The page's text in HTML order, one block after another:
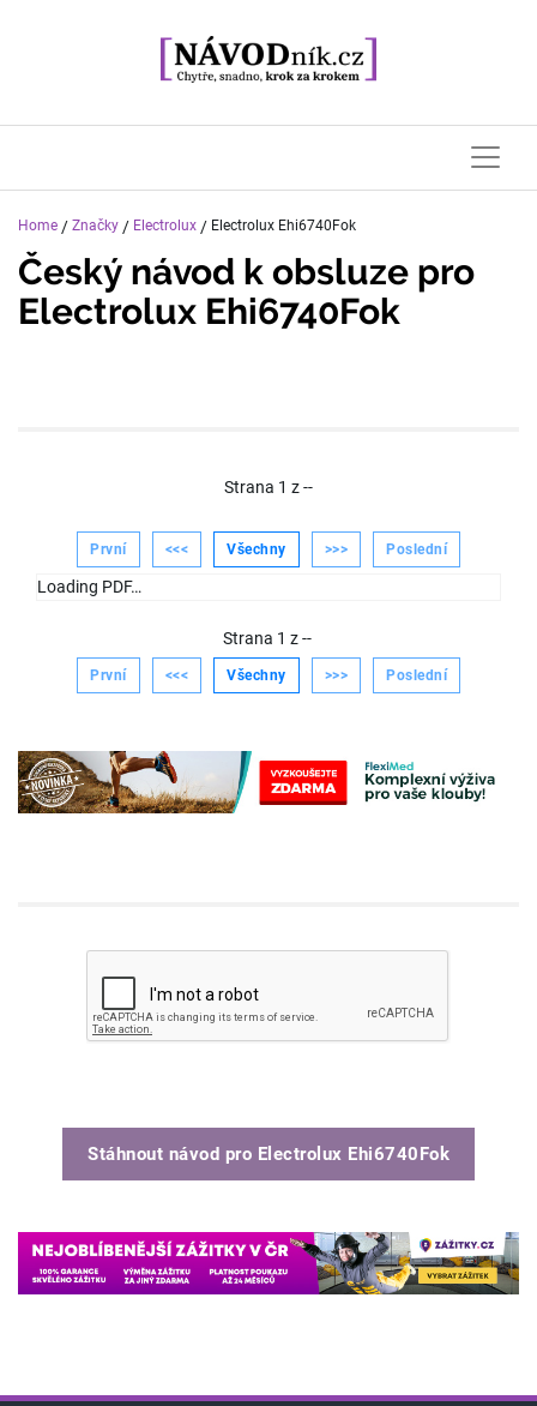
Home / Značky / Electrolux / Electrolux Ehi6740Fok
Český návod k obsluze pro
Electrolux Ehi6740Fok
Strana 1 z--
První <<< Všechny >>> Poslední
Loading PDF…
Strana 1 z--
První <<< Všechny >>> Poslední
Stáhnout návod pro Electrolux Ehi6740Fok